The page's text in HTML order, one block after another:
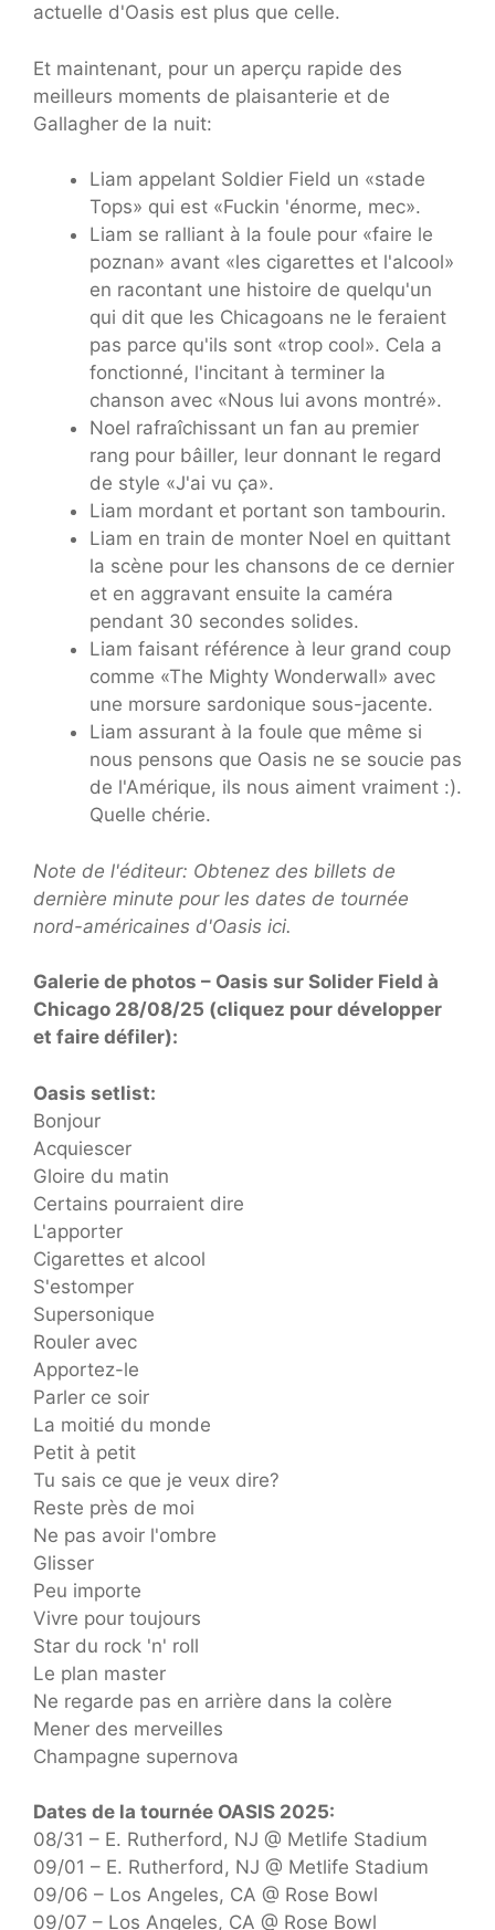
actuelle d'Oasis est plus que celle.
Et maintenant, pour un aperçu rapide des
meilleurs moments de plaisanterie et de
Gallagher de la nuit:
Liam appelant Soldier Field un «stade
Tops» qui est «Fuckin 'énorme, mec».
Liam se ralliant à la foule pour «faire le
poznan» avant «les cigarettes et l'alcool»
en racontant une histoire de quelqu'un
qui dit que les Chicagoans ne le feraient
pas parce qu'ils sont «trop cool». Cela a
fonctionné, l'incitant à terminer la
chanson avec «Nous lui avons montré».
Noel rafraîchissant un fan au premier
rang pour bâiller, leur donnant le regard
de style «J'ai vu ça».
Liam mordant et portant son tambourin.
Liam en train de monter Noel en quittant
la scène pour les chansons de ce dernier
et en aggravant ensuite la caméra
pendant 30 secondes solides.
Liam faisant référence à leur grand coup
comme «The Mighty Wonderwall» avec
une morsure sardonique sous-jacente.
Liam assurant à la foule que même si
nous pensons que Oasis ne se soucie pas
de l'Amérique, ils nous aiment vraiment :).
Quelle chérie.
Note de l'éditeur: Obtenez des billets de
dernière minute pour les dates de tournée
nord-américaines d'Oasis ici.
Galerie de photos – Oasis sur Solider Field à
Chicago 28/08/25 (cliquez pour développer
et faire défiler):
Oasis setlist:
Bonjour
Acquiescer
Gloire du matin
Certains pourraient dire
L'apporter
Cigarettes et alcool
S'estomper
Supersonique
Rouler avec
Apportez-le
Parler ce soir
La moitié du monde
Petit à petit
Tu sais ce que je veux dire?
Reste près de moi
Ne pas avoir l'ombre
Glisser
Peu importe
Vivre pour toujours
Star du rock 'n' roll
Le plan master
Ne regarde pas en arrière dans la colère
Mener des merveilles
Champagne supernova
Dates de la tournée OASIS 2025:
08/31 – E. Rutherford, NJ @ Metlife Stadium
09/01 – E. Rutherford, NJ @ Metlife Stadium
09/06 – Los Angeles, CA @ Rose Bowl
09/07 – Los Angeles, CA @ Rose Bowl